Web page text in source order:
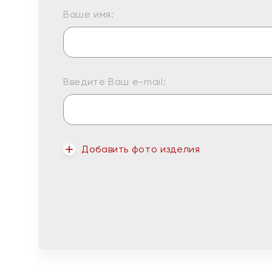
Ваше имя:
Введите Ваш e-mail:
Добавить фото изделия